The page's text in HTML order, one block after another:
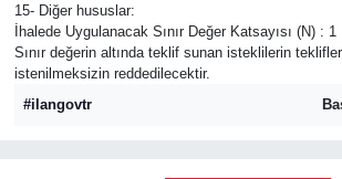
15- Diğer hususlar:
İhalede Uygulanacak Sınır Değer Katsayısı (N) : 1
Sınır değerin altında teklif sunan isteklilerin
istenilmeksizin reddedilecektir.
#ilangovtr